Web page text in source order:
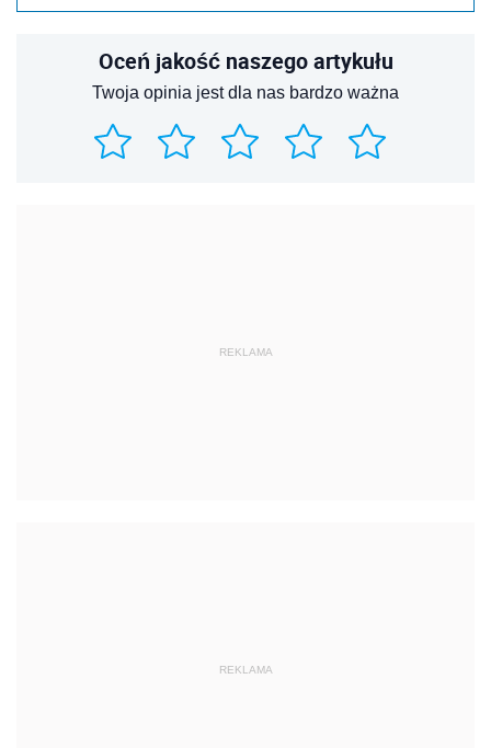
Oceń jakość naszego artykułu
Twoja opinia jest dla nas bardzo ważna
REKLAMA
REKLAMA